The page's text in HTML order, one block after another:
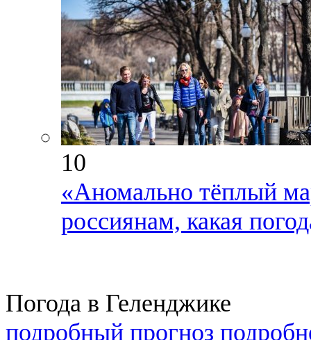
10
«Аномально тёплый
россиянам, какая
Погода в Геленджике
подробный прогноз